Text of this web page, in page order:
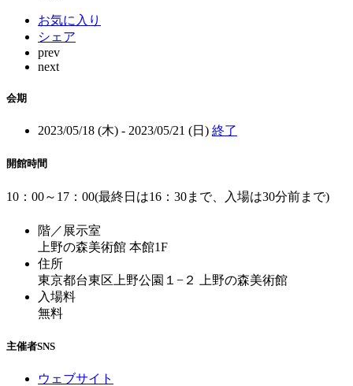
お気に入り
シェア
prev
next
会期
2023/05/18 (木) - 2023/05/21 (日) 終了
開館時間
10：00～17：00(最終日は16：30まで、入場は30分前まで)
階／展示室
上野の森美術館 本館1F
住所
東京都台東区上野公園１−２ 上野の森美術館
入場料
無料
主催者SNS
ウェブサイト